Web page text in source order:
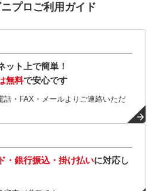
プロご利用ガイド
ット上で簡単！
無料で安心です
話・FAX・メールよりご連絡いただ
・銀行振込・掛け払いに対応し